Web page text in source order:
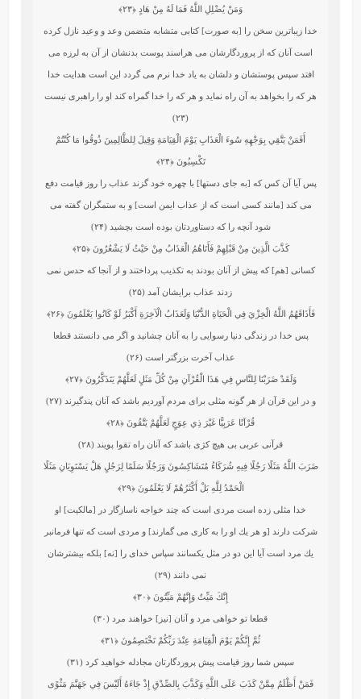
وَمَنْ يُضْلِلِ اللَّهُ فَمَا لَهُ مِنْ هَادٍ ﴿۲۳﴾
خدا زيباترين سخن را [به صورت] كتابى متشابه متضمن وعد و وعيد نازل كرده
است آنان كه از پروردگارشان مى‏ هراسند پوست بدنشان از آن به لرزه مى‏
افتد سپس پوستشان و دلشان به ياد خدا نرم مى‏ گردد اين است هدايت‏ خدا
هر كه را بخواهد به آن راه نمايد و هر كه را خدا گمراه كند او را راهبرى نيست
(۲۳)
أَفَمَنْ يَتَّقِي بِوَجْهِهِ سُوءَ الْعَذَابِ يَوْمَ الْقِيَامَةِ وَقِيلَ لِلظَّالِمِينَ ذُوقُوا مَا كُنْتُمْ
تَكْسِبُونَ﴿۲۴﴾
پس آيا آن كس كه [به جاى دستها] با چهره خود گزند عذاب را روز قيامت دفع
مى ‏كند [مانند كسى است كه از عذاب ايمن است] و به ستمگران گفته مى
‏شود آنچه را كه دستاوردتان بوده است بچشيد (۲۴)
كَذَّبَ الَّذِينَ مِنْ قَبْلِهِمْ فَأَتَاهُمُ الْعَذَابُ مِنْ حَيْثُ لَا يَشْعُرُونَ﴿۲۵﴾
كسانى [هم] كه پيش از آنان بودند به تكذيب پرداختند و از آنجا كه حدس نمى‏
زدند عذاب برايشان آمد (۲۵)
فَأَذَاقَهُمُ اللَّهُ الْخِزْيَ فِي الْحَيَاةِ الدُّنْيَا وَلَعَذَابُ الْآخِرَةِ أَكْبَرُ لَوْ كَانُوا يَعْلَمُونَ﴿۲۶﴾
پس خدا در زندگى دنيا رسوايى را به آنان چشانيد و اگر مى‏ دانستند قطعا
عذاب آخرت بزرگتر است (۲۶)
وَلَقَدْ ضَرَبْنَا لِلنَّاسِ فِي هَذَا الْقُرْآنِ مِنْ كُلِّ مَثَلٍ لَعَلَّهُمْ يَتَذَكَّرُونَ﴿۲۷﴾
و در اين قرآن از هر گونه مثلى براى مردم آورديم باشد كه آنان پندگيرند (۲۷)
قُرْآنًا عَرَبِيًّا غَيْرَ ذِي عِوَجٍ لَعَلَّهُمْ يَتَّقُونَ ﴿۲۸﴾
قرآنى عربى بى‏ هيچ كژى باشد كه آنان راه تقوا پويند (۲۸)
ضَرَبَ اللَّهُ مَثَلًا رَجُلًا فِيهِ شُرَكَاءُ مُتَشَاكِسُونَ وَرَجُلًا سَلَمًا لِرَجُلٍ هَلْ يَسْتَوِيَانِ مَثَلًا
الْحَمْدُ لِلَّهِ بَلْ أَكْثَرُهُمْ لَا يَعْلَمُونَ﴿۲۹﴾
خدا مثلى زده است مردى است كه چند خواجه ناسازگار در [مالكيت] او
شركت دارند [و هر يك او را به كارى مى‏ گمارند] و مردى است كه تنها فرمانبر
يك مرد است آيا اين دو در مثل يكسانند سپاس خداى را [نه] بلكه بيشترشان
نمى‏ دانند (۲۹)
إِنَّكَ مَيِّتٌ وَإِنَّهُمْ مَيِّتُونَ ﴿۳۰﴾
قطعا تو خواهى مرد و آنان [نيز] خواهند مرد (۳۰)
ثُمَّ إِنَّكُمْ يَوْمَ الْقِيَامَةِ عِنْدَ رَبِّكُمْ تَخْتَصِمُونَ ﴿۳۱﴾
سپس شما روز قيامت پيش پروردگارتان مجادله خواهيد كرد (۳۱)
فَمَنْ أَظْلَمُ مِمَّنْ كَذَبَ عَلَى اللَّهِ وَكَذَّبَ بِالصِّدْقِ إِذْ جَاءَهُ أَلَيْسَ فِي جَهَنَّمَ مَثْوًى